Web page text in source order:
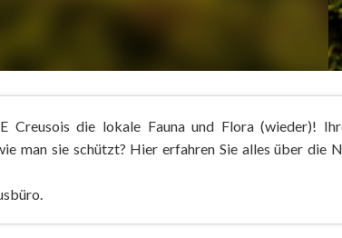
Creusois die lokale Fauna und Flora (wieder)!
man sie schützt? Hier erfahren Sie alles über die